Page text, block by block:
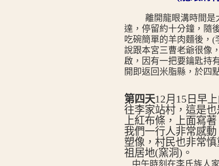
離開龍眼溝時間是
達，停留約十分鐘，隨
吃碗簡單的羊肉麵後，
說跟本宮三曹老爺很像
啟，因有一把要鑰匙持
開即返回米脂縣，於四
第四天12月15日 早
往李家站村，這是
上紅布條，上面寫著
我們一行人非常感
塑像，村民也非常
祖居地(窯洞)。
中午時刻在李氏族人